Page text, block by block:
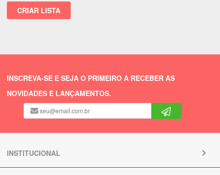
CRIAR LISTA
INSCREVA-SE E SEJA O PRIMEIRO A RECEBER AS
NOVIDADES E LANÇAMENTOS.
INSTITUCIONAL